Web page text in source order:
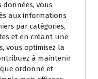
vous
aux informations
par catégories,
et en créant une
vous optimisez la
à maintenir
ordonné et